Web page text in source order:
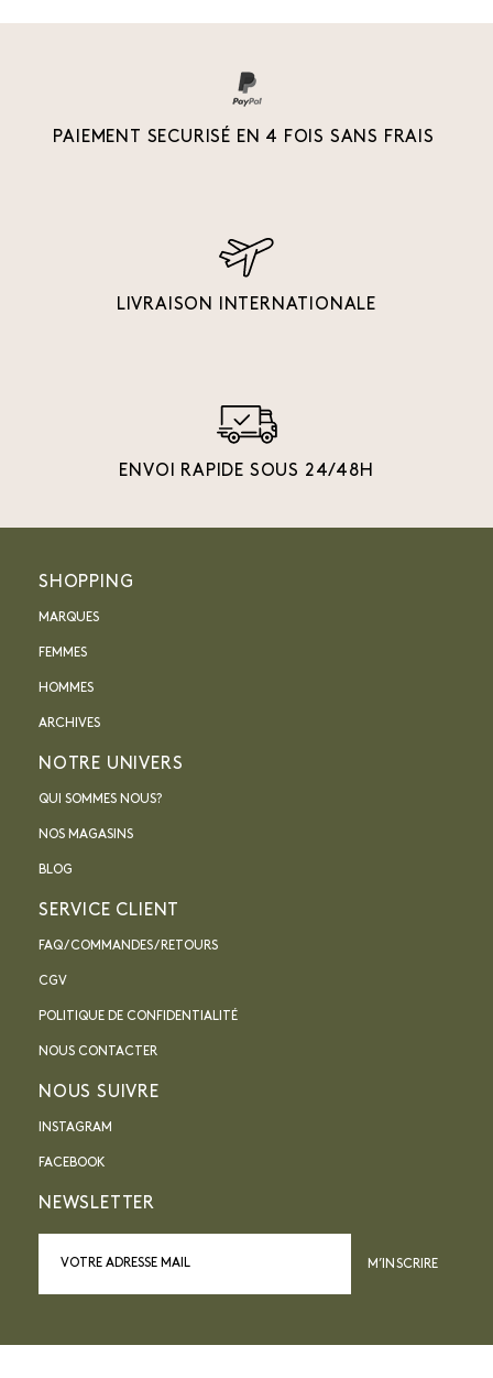
PAIEMENT SECURISÉ EN 4 FOIS SANS FRAIS
LIVRAISON INTERNATIONALE
ENVOI RAPIDE SOUS 24/48H
SHOPPING
MARQUES
FEMMES
HOMMES
ARCHIVES
NOTRE UNIVERS
QUI SOMMES NOUS?
NOS MAGASINS
BLOG
SERVICE CLIENT
FAQ / COMMANDES / RETOURS
CGV
POLITIQUE DE CONFIDENTIALITÉ
NOUS CONTACTER
NOUS SUIVRE
INSTAGRAM
FACEBOOK
NEWSLETTER
M’INSCRIRE